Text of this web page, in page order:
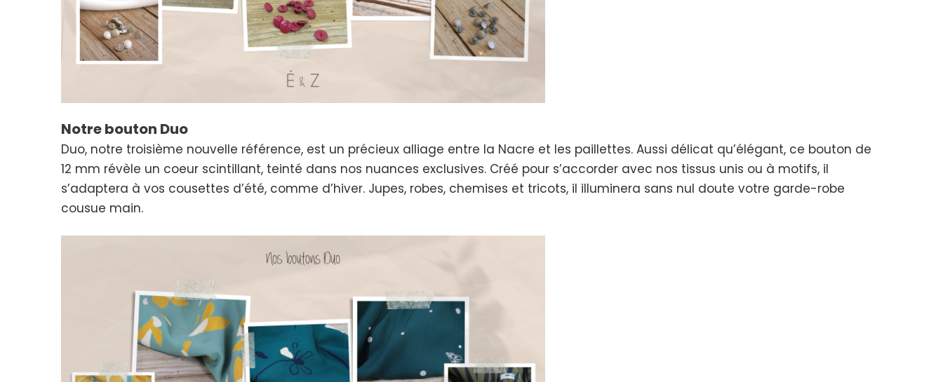
Notre bouton Duo
Duo, notre troisième nouvelle référence, est un précieux alliage entre la Nacre et les paillettes. Aussi délicat qu’élégant, ce bouton de
12 mm révèle un coeur scintillant, teinté dans nos nuances exclusives. Créé pour s’accorder avec nos tissus unis ou à motifs, il
s’adaptera à vos cousettes d’été, comme d’hiver. Jupes, robes, chemises et tricots, il illuminera sans nul doute votre garde-robe
cousue main.